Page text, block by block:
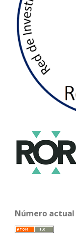
Número actual